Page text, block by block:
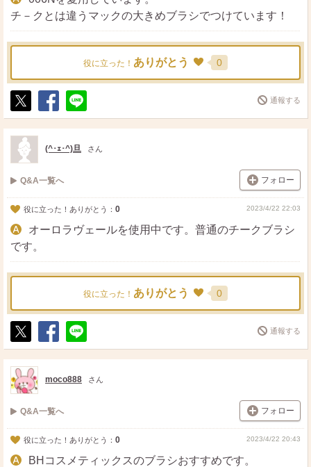
チ－クとは違うマックの大きめブラシでつけています！
役に立った！ ありがとう 0
ポ
ス
ト
シ
ェ
送
る
通報する
(^･ｪ･^)旦 さん
Q&A一覧へ フォロー
役に立った！ありがとう： 0 2023/4/22 22:03
オーロラヴェールを使用中です。普通のチークブラシ
です。
役に立った！ ありがとう 0
ポ
ス
ト
シ
ェ
送
る
通報する
moco888 さん
Q&A一覧へ フォロー
役に立った！ありがとう： 0 2023/4/22 20:43
BHコスメティックスのブラシおすすめです。